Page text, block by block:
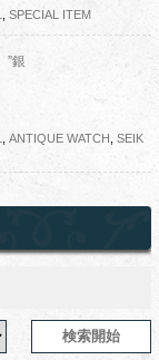
SPECIAL ITEM
”銀
ANTIQUE WATCH SEIK